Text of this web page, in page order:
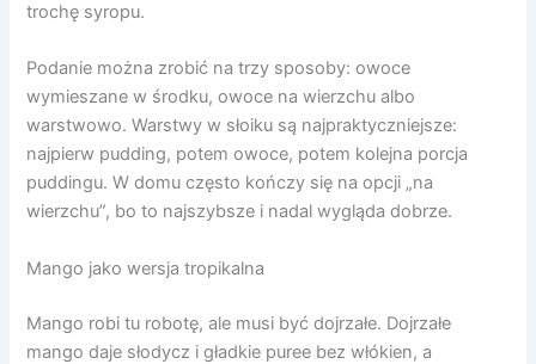
trochę syropu.
Podanie można zrobić na trzy sposoby: owoce
wymieszane w środku, owoce na wierzchu albo
warstwowo. Warstwy w słoiku są najpraktyczniejsze:
najpierw pudding, potem owoce, potem kolejna porcja
puddingu. W domu często kończy się na opcji „na
wierzchu”, bo to najszybsze i nadal wygląda dobrze.
Mango jako wersja tropikalna
Mango robi tu robotę, ale musi być dojrzałe. Dojrzałe
mango daje słodycz i gładkie puree bez włókien, a